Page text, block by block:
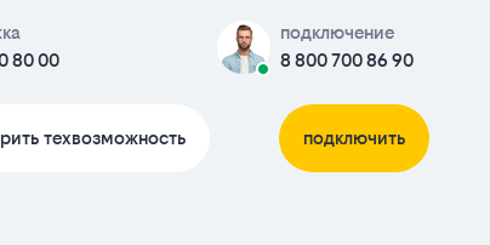
80 00
подключение
8 800 700 86 90
техвозможность подключить